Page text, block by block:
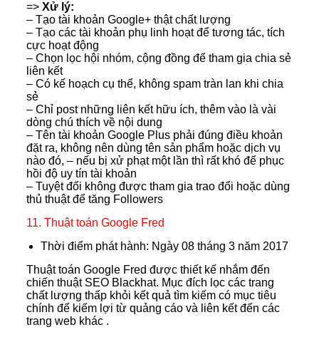
=> Xử lý:
– Tạo tài khoản Google+ thật chất lượng
– Tạo các tài khoản phụ linh hoạt để tương tác, tích
cực hoạt động
– Chọn lọc hội nhóm, cộng đồng để tham gia chia sẻ
liên kết
– Có kế hoạch cụ thể, không spam tràn lan khi chia
sẻ
– Chỉ post những liên kết hữu ích, thêm vào là vài
dòng chú thích về nội dung
– Tên tài khoản Google Plus phải đúng điều khoản
đặt ra, không nên dùng tên sản phẩm hoặc dịch vụ
nào đó, – nếu bị xử phạt một lần thì rất khó để phục
hồi độ uy tín tài khoản
– Tuyệt đối không được tham gia trao đổi hoặc dùng
thủ thuật để tăng Followers
11. Thuật toán Google Fred
Thời điểm phát hành: Ngày 08 tháng 3 năm 2017
Thuật toán Google Fred được thiết kế nhắm đến
chiến thuật SEO Blackhat. Mục đích lọc các trang
chất lượng thấp khỏi kết quả tìm kiếm có mục tiêu
chính để kiếm lợi từ quảng cáo và liên kết đến các
trang web khác .